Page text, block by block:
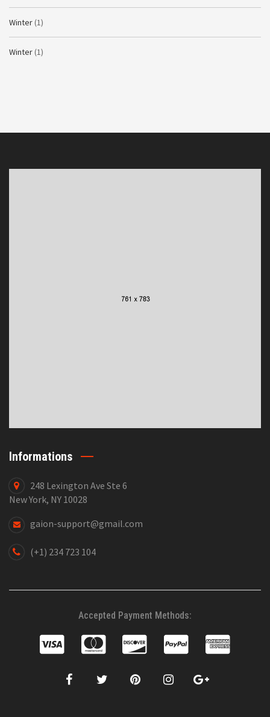
Winter (1)
Winter (1)
Informations
248 Lexington Ave Ste 6
New York, NY 10028
gaion-support@gmail.com
(+1) 234 723 104
Accepted Payment Methods: